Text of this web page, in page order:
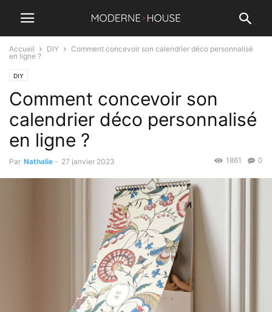
Accueil DIY
Comment concevoir son calendrier déco personnalisé
en ligne ?
DIY
Comment concevoir son
calendrier déco personnalisé
en ligne ?
Par Nathalie - 27 janvier 2023 0
1861